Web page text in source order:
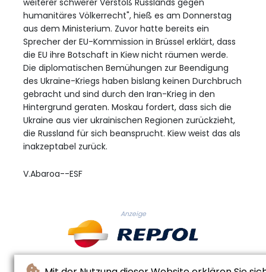
humanitäres Völkerrecht", hieß es am Donnerstag
aus dem Ministerium. Zuvor hatte bereits ein
Sprecher der EU-Kommission in Brüssel erklärt, dass
die EU ihre Botschaft in Kiew nicht räumen werde.
Die diplomatischen Bemühungen zur Beendigung
des Ukraine-Kriegs haben bislang keinen Durchbruch
gebracht und sind durch den Iran-Krieg in den
Hintergrund geraten. Moskau fordert, dass sich die
Ukraine aus vier ukrainischen Regionen zurückzieht,
die Russland für sich beansprucht. Kiew weist das als
inakzeptabel zurück.
V.Abaroa--ESF
Anzeige